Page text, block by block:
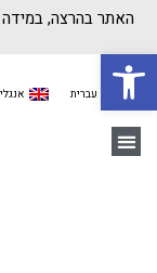
האתר בהרצה,
עברית
פתח סרגל נגישות